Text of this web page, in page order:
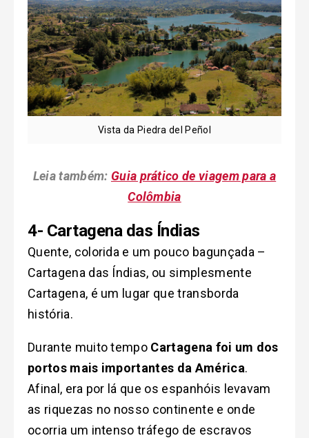
Vista da Piedra del Peñol
Leia também: Guia prático de viagem para a
Colômbia
4- Cartagena das Índias
Quente, colorida e um pouco bagunçada –
Cartagena das Índias, ou simplesmente
Cartagena, é um lugar que transborda
história.
Durante muito tempo Cartagena foi um dos
portos mais importantes da América.
Afinal, era por lá que os espanhóis levavam
as riquezas no nosso continente e onde
ocorria um intenso tráfego de escravos